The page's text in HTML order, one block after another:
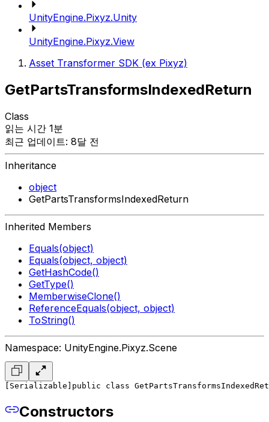
UnityEngine.Pixyz.Unity
UnityEngine.Pixyz.View
Asset Transformer SDK (ex Pixyz)
GetPartsTransformsIndexedReturn
Class
읽는 시간 1분
최근 업데이트: 8달 전
Inheritance
object
GetPartsTransformsIndexedReturn
Inherited Members
Equals(object)
Equals(object, object)
GetHashCode()
GetType()
MemberwiseClone()
ReferenceEquals(object, object)
ToString()
Namespace: UnityEngine.Pixyz.Scene
[Serializable] public class
Constructors